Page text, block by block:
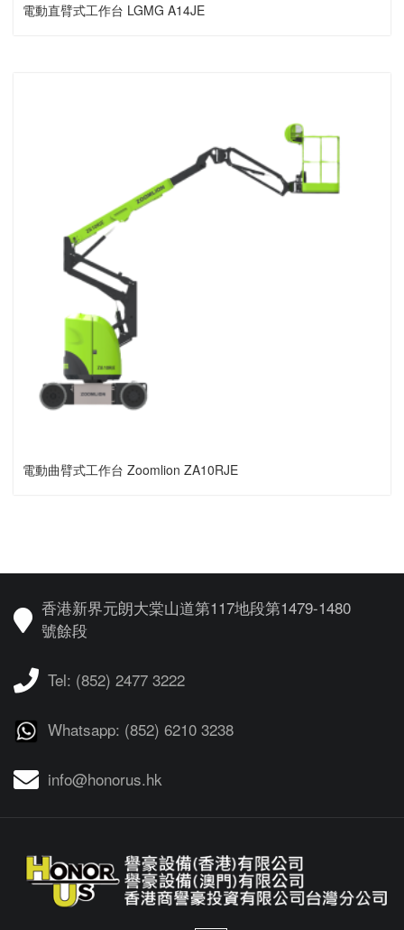
電動直臂式工作台 LGMG A14JE
電動曲臂式工作台 Zoomlion ZA10RJE
香港新界元朗大棠山道第117地段第1479-1480
號餘段
Tel: (852) 2477 3222
Whatsapp: (852) 6210 3238
info@honorus.hk